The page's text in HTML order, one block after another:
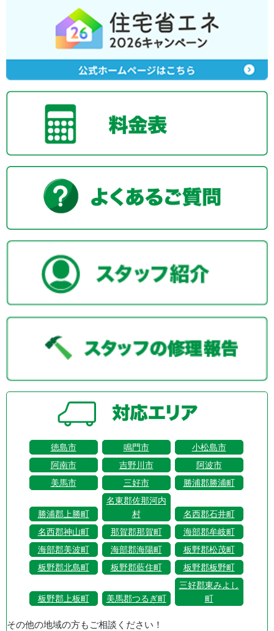
徳島市 鳴門市
小松島市
阿南市
吉野川市
阿波市
美馬市
三好市 勝浦郡勝浦町
勝浦郡上勝町
名東郡佐那河内
村
名西郡石井町
名西郡神山町
那賀郡那賀町
海部郡牟岐町
海部郡美波町
海部郡海陽町
板野郡松茂町
板野郡北島町
板野郡藍住町 板野郡板野町
板野郡上板町 美馬郡つるぎ町
三好郡東みよし
町
その他の地域の方もご相談ください！